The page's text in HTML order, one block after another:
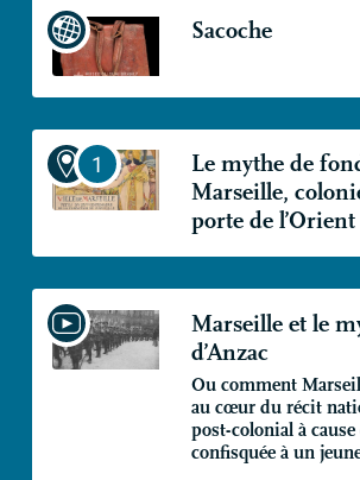
Sacoche
Le mythe de
Marseille,
porte de l’Orient
Marseille et le
d’Anzac
Ou comment
au cœur du récit
post-colonial à cause
confisquée à un